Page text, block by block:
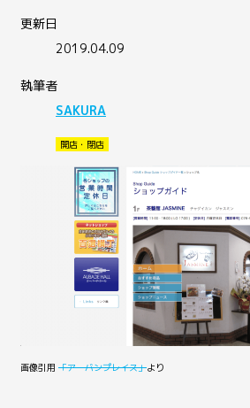
更新日
2019.04.09
執筆者
SAKURA
開店・閉店
画像引用 「アーバンプレイス」より